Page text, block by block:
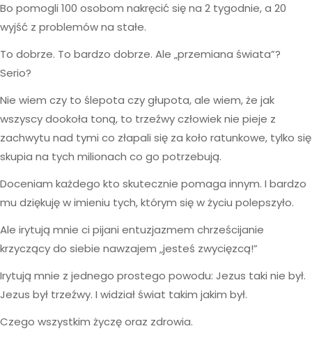
Bo pomogli 100 osobom nakręcić się na 2 tygodnie, a 20
wyjść z problemów na stałe.
To dobrze. To bardzo dobrze. Ale „przemiana świata”?
Serio?
Nie wiem czy to ślepota czy głupota, ale wiem, że jak
wszyscy dookoła toną, to trzeźwy człowiek nie pieje z
zachwytu nad tymi co złapali się za koło ratunkowe, tylko się
skupia na tych milionach co go potrzebują.
Doceniam każdego kto skutecznie pomaga innym. I bardzo
mu dziękuję w imieniu tych, którym się w życiu polepszyło.
Ale irytują mnie ci pijani entuzjazmem chrześcijanie
krzyczący do siebie nawzajem „jesteś zwycięzcą!”
Irytują mnie z jednego prostego powodu: Jezus taki nie był.
Jezus był trzeźwy. I widział świat takim jakim był.
Czego wszystkim życzę oraz zdrowia.